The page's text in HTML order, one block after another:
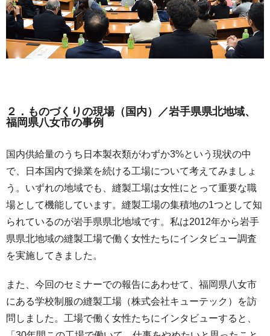
２．ものづくりの現場（国内）／岩手県県北地域、
福岡県八女市の事例
国内供給量のうち日本製衣類がわずか3%という現状の中
で、日本国内で操業を続ける工場について考えてみましょ
う。いずれの地域でも、縫製工場は女性にとって重要な職
場として機能しています。縫製工場の集積地の1つとして知
られているのが岩手県県北地域です。私は2012年から岩手
県県北地域の縫製工場で働く女性たちにインタビュー調査
を実施してきました。
また、今回のセミナーでの報告にあわせて、福岡県八女市
にある学校制服の縫製工場（株式会社キューテック）を訪
問しました。工場で働く女性たちにインタビューすると、